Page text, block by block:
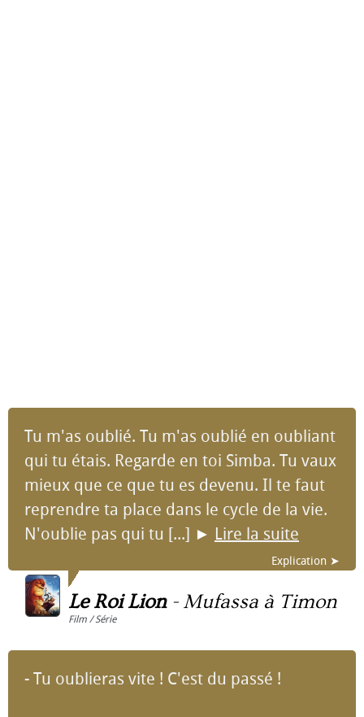
Tu m'as oublié. Tu m'as oublié en oubliant
qui tu étais. Regarde en toi Simba. Tu vaux
mieux que ce que tu es devenu. Il te faut
reprendre ta place dans le cycle de la vie.
N'oublie pas qui tu [...] ► Lire la suite
Explication ➤
Le Roi Lion- Mufassa à Timon
Film / Série
- Tu oublieras vite ! C'est du passé !